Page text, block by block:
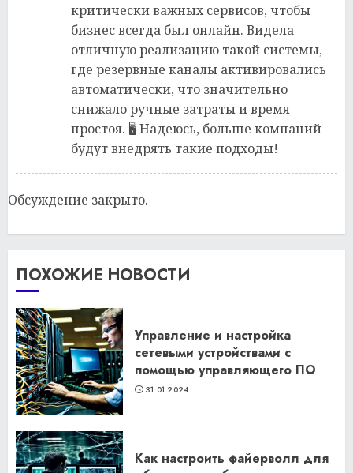
критически важных сервисов, чтобы
бизнес всегда был онлайн. Видела
отличную реализацию такой системы,
где резервные каналы активировались
автоматически, что значительно
снижало ручные затраты и время
простоя. 🖥️ Надеюсь, больше компаний
будут внедрять такие подходы!
Обсуждение закрыто.
ПОХОЖИЕ НОВОСТИ
Управление и настройка
сетевыми устройствами с
помощью управляющего ПО
31.01.2024
Как настроить файерволл для